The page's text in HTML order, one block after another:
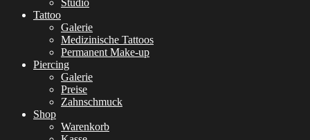
Tattoo
Galerie
Medizinische Tattoos
Permanent Make-up
Piercing
Galerie
Preise
Zahnschmuck
Shop
Warenkorb